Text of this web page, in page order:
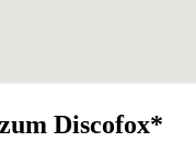
Discofox*